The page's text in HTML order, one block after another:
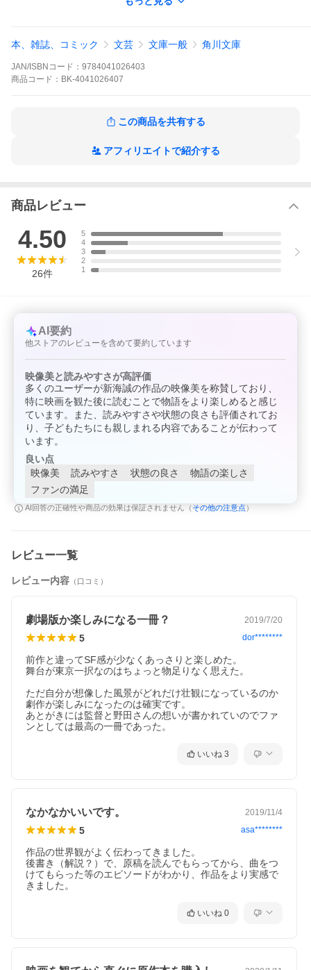
雨が降り止まない東京で二人は出逢った―新海監督自ら執筆映画
原作小説。
※本データはこの商品が発売された時点の情報です。
本、雑誌、コミック 文芸 文庫一般 角川文庫
JAN/ISBNコード： 9784041026403
商品 コード： BK-4041026407
この商品を共有する
アフィリエイトで紹介する
商品レビュー
4.50
26件
5
4
3
2
1
AI要約
他ストアのレビューを含めて要約しています
映像美と読みやすさが高評価
多くのユーザーが新海誠の作品の映像美を称賛しており、
特に映画を観た後に読むことで物語をより楽しめると感じ
ています。また、読みやすさや状態の良さも評価されてお
り、子どもたちにも親しまれる内容であることが伝わって
います。
良い点
映像美
読みやすさ 状態の良さ
物語の楽しさ
ファンの満足
AI回答の正確性や商品の効果は保証されません（ その他の注意点 ）
レビュー一覧
レビュー内容 （口コミ）
劇場版か楽しみになる一冊？ 2019/7/20
5 dor********
前作と違ってSF感が少なくあっさりと楽しめた。
舞台が東京一択なのはちょっと物足りなく思えた。
ただ自分が想像した風景がどれだけ壮観になっているのか
劇作が楽しみになったのは確実です。
あとがきには監督と野田さんの想いが書かれていのでファ
ンとしては最高の一冊であった。
いいね 3
なかなかいいです。 2019/11/4
5 asa********
作品の世界観がよく伝わってきました。
後書き（解説？）で、原稿を読んでもらってから、曲をつ
けてもらった等のエピソードがわかり、作品をより実感で
きました。
いいね 0